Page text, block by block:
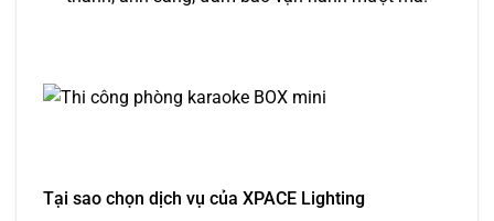
Tại sao chọn dịch vụ của XPACE Lighting